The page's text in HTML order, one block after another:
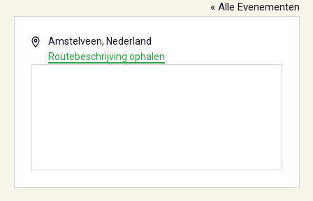
« Alle Evenementen
AdresAmstelveen, Nederland
Routebeschrijving ophalen